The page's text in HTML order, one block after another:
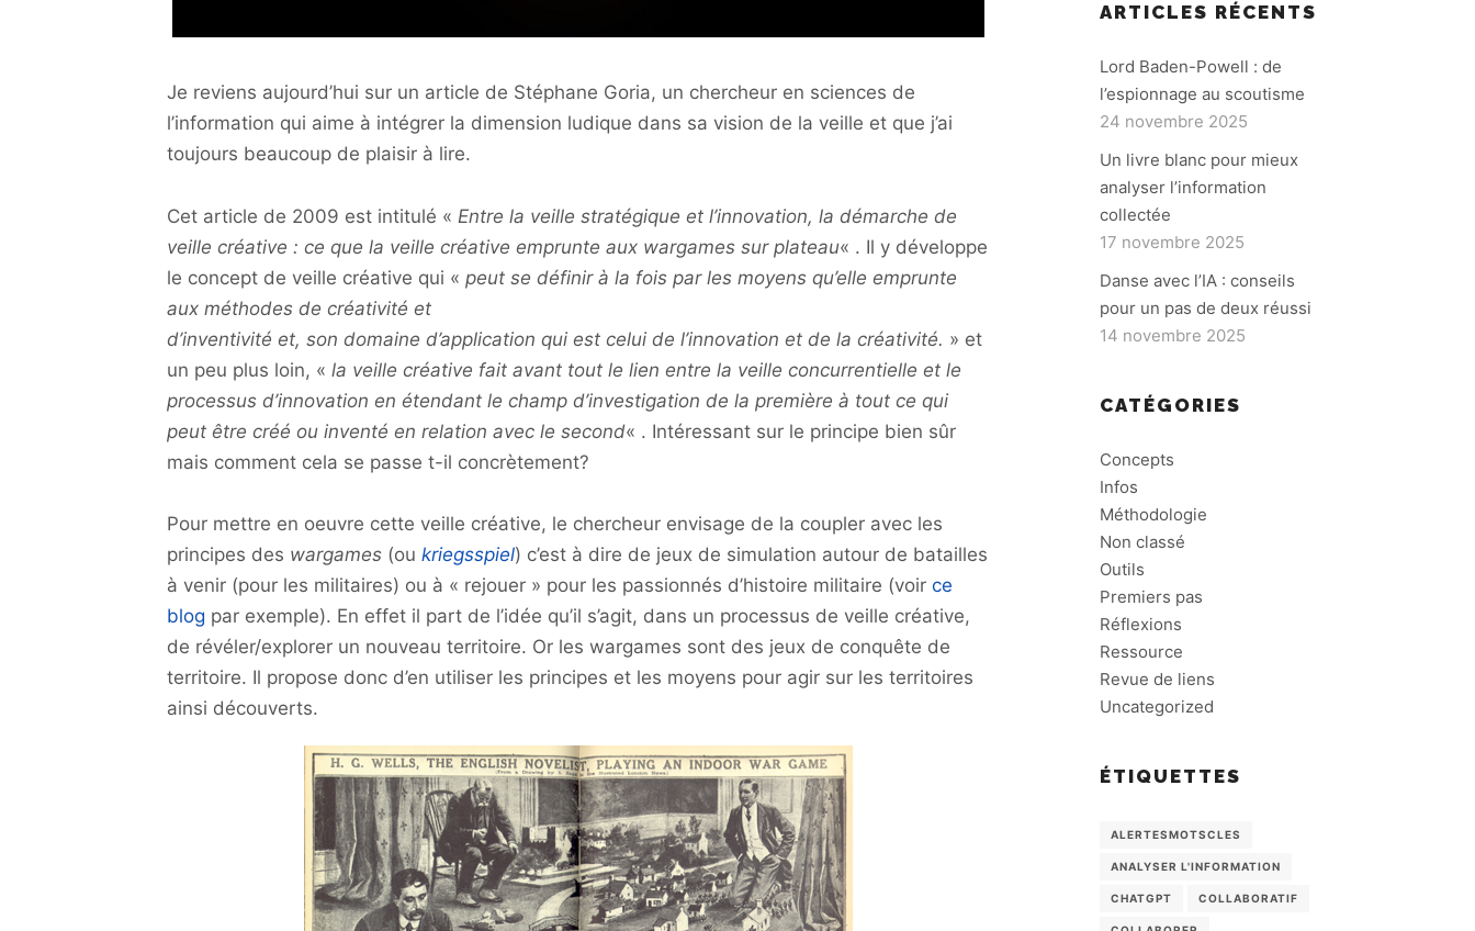
Je reviens aujourd’hui sur un article de Stéphane Goria, un chercheur en sciences de
l’information qui aime à intégrer la dimension ludique dans sa vision de la veille et que j’ai
toujours beaucoup de plaisir à lire.
Cet article de 2009 est intitulé « Entre la veille stratégique et l’innovation, la démarche de
veille créative : ce que la veille créative emprunte aux wargames sur plateau« . Il y développe
le concept de veille créative qui « peut se définir à la fois par les moyens qu’elle emprunte
aux méthodes de créativité et
d’inventivité et, son domaine d’application qui est celui de l’innovation et de la créativité. » et
un peu plus loin, « la veille créative fait avant tout le lien entre la veille concurrentielle et le
processus d’innovation en étendant le champ d’investigation de la première à tout ce qui
peut être créé ou inventé en relation avec le second« . Intéressant sur le principe bien sûr
mais comment cela se passe t-il concrètement?
Pour mettre en oeuvre cette veille créative, le chercheur envisage de la coupler avec les
principes des wargames (ou kriegsspiel) c’est à dire de jeux de simulation autour de batailles
à venir (pour les militaires) ou à « rejouer » pour les passionnés d’histoire militaire (voir ce
blog par exemple). En effet il part de l’idée qu’il s’agit, dans un processus de veille créative,
de révéler/explorer un nouveau territoire. Or les wargames sont des jeux de conquête de
territoire. Il propose donc d’en utiliser les principes et les moyens pour agir sur les territoires
ainsi découverts.
ARTICLES RÉCENTS
Lord Baden-Powell : de
l’espionnage au scoutisme
24 novembre 2025
Un livre blanc pour mieux
analyser l’information
collectée
17 novembre 2025
Danse avec l’IA : conseils
pour un pas de deux réussi
14 novembre 2025
CATÉGORIES
Concepts
Infos
Méthodologie
Non classé
Outils
Premiers pas
Réflexions
Ressource
Revue de liens
Uncategorized
ÉTIQUETTES
ALERTESMOTSCLES
ANALYSER L'INFORMATION
CHATGPT COLLABORATIF